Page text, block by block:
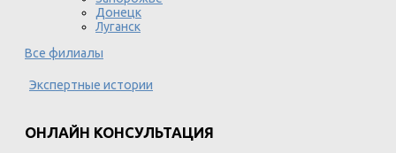
Донецк
Луганск
Все филиалы
Экспертные истории
ОНЛАЙН КОНСУЛЬТАЦИЯ